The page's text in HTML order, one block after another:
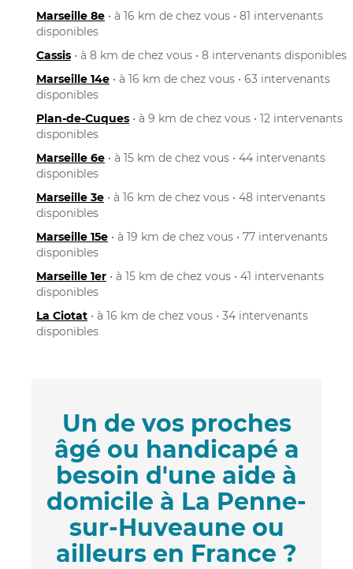
Marseille 8e • à 16 km de chez vous • 81 intervenants
disponibles
Cassis • à 8 km de chez vous • 8 intervenants disponibles
Marseille 14e • à 16 km de chez vous • 63 intervenants
disponibles
Plan-de-Cuques • à 9 km de chez vous • 12 intervenants
disponibles
Marseille 6e • à 15 km de chez vous • 44 intervenants
disponibles
Marseille 3e • à 16 km de chez vous • 48 intervenants
disponibles
Marseille 15e • à 19 km de chez vous • 77 intervenants
disponibles
Marseille 1er • à 15 km de chez vous • 41 intervenants
disponibles
La Ciotat • à 16 km de chez vous • 34 intervenants
disponibles
Un de vos proches
âgé ou handicapé a
besoin d'une aide à
domicile à La Penne-
sur-Huveaune ou
ailleurs en France ?